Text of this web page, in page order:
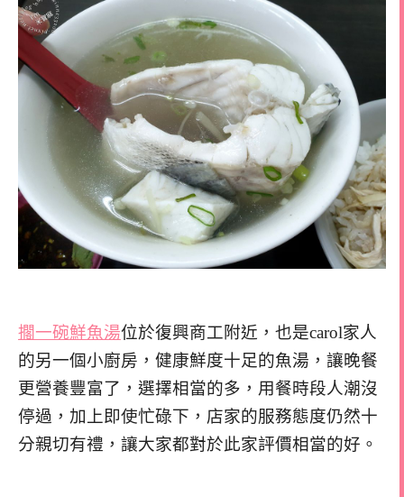
擱一碗鮮魚湯位於復興商工附近，也是carol家人
的另一個小廚房，健康鮮度十足的魚湯，讓晚餐
更營養豐富了，選擇相當的多，用餐時段人潮沒
停過，加上即使忙碌下，店家的服務態度仍然十
分親切有禮，讓大家都對於此家評價相當的好。